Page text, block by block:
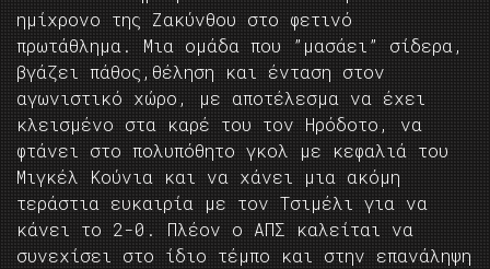
ημίχρονο της Ζακύνθου στο φετινό
πρωτάθλημα. Μια ομάδα που ”μασάει” σίδερα,
βγάζει πάθος,θέληση και ένταση στον
αγωνιστικό χώρο, με αποτέλεσμα να έχει
κλεισμένο στα καρέ του τον Ηρόδοτο, να
φτάνει στο πολυπόθητο γκολ με κεφαλιά του
Μιγκέλ Κούνια και να χάνει μια ακόμη
τεράστια ευκαιρία με τον Τσιμέλι για να
κάνει το 2-0. Πλέον ο ΑΠΣ καλείται να
συνεχίσει στο ίδιο τέμπο και στην επανάληψη